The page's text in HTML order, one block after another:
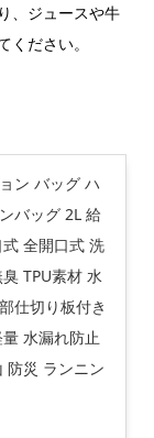
、ジュースや牛
ださい。
ン バッグ ハ
バッグ 2L 給
全開口式 洗
TPU素材 水
仕切り板付き
水漏れ防止
防災 ランニン